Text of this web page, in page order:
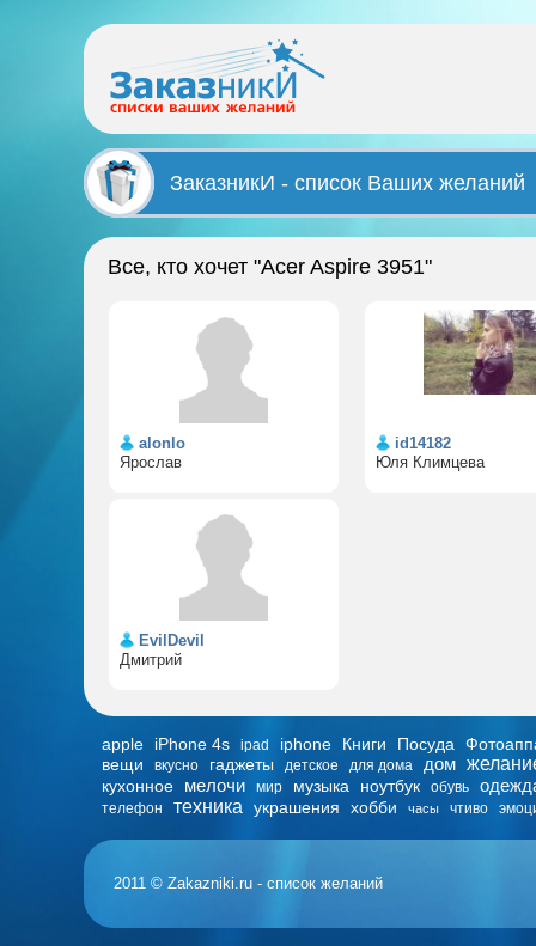
ЗаказникИ - список Ваших желаний
Все, кто хочет "Acer Aspire 3951"
alonlo
Ярослав
id14182
Юля Климцева
EvilDevil
Дмитрий
apple iPhone 4s ipad iphone Книги Посуда
вещи
вкусно гаджеты детское для дома дом
кухонное мелочи мир музыка ноутбук обувь
телефон техника украшения хобби часы чтиво
2011 © Zakazniki.ru - список желаний